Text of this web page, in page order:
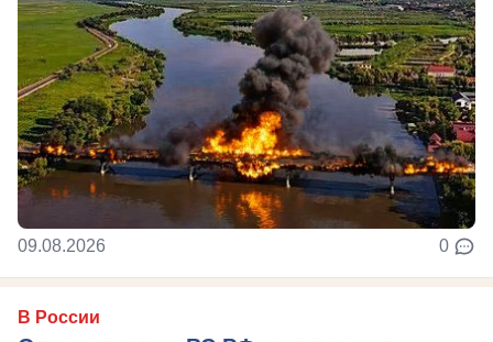
09.08.2026 0
В России